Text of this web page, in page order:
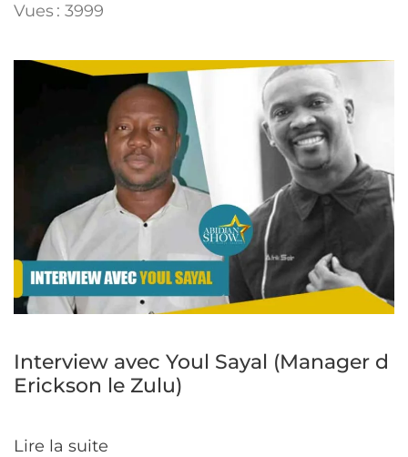
Vues : 3999
Interview avec Youl Sayal (Manager d
Erickson le Zulu)
Lire la suite